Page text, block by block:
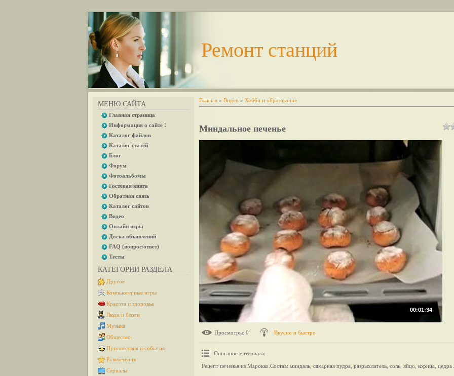
Ремонт станций
МЕНЮ САЙТА
Главная страница
Информация о сайте !
Каталог файлов
Каталог статей
Блог
Форум
Фотоальбомы
Гостевая книга
Обратная связь
Каталог сайтов
Видео
Онлайн игры
Доска объявлений
FAQ (вопрос/ответ)
Тесты
КАТЕГОРИИ РАЗДЕЛА
Другое
Компьютерные игры
Красота и здоровье
Люди и блоги
Музыка
Общество
Путешествия и события
Развлечения
Сериалы
Главная » Видео » Хобби и образование
Миндальное печенье
00:01:34
Просмотры: 0 Вкусно и быстро
Описание материала:
Рецепт печенья из Марокко.Состав: миндаль, сахарная пудра, разрыхлитель, соль, яйцо, корица, цедра